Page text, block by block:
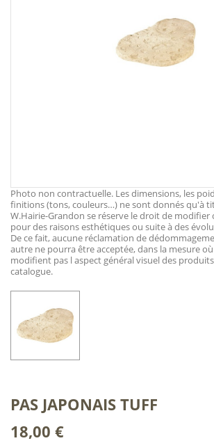
Photo non contractuelle. Les dimensions, les
finitions (tons, couleurs…) ne sont donnés qu'à
W.Hairie-Grandon se réserve le droit de
pour des raisons esthétiques ou suite à des
De ce fait, aucune réclamation de
autre ne pourra être acceptée, dans la mesure
modifient pas l aspect général visuel des
catalogue.
PAS JAPONAIS TUFF
18,00 €